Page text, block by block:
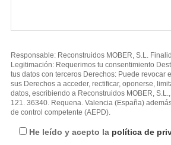
Responsable: Reconstruidos MOBER, S.L.
Legitimación: Requerimos tu consentimiento
tus datos con terceros Derechos: Puede revocar
sus Derechos a acceder, rectificar, oponerse,
datos, escribiendo a Reconstruidos MOBER,
121. 36340. Requena. Valencia (España)
de control competente (AEPD).
He leído y acepto la política de